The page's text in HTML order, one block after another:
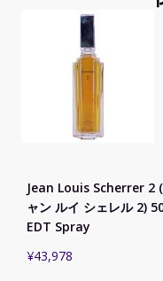
Jean Louis Scherrer 2
ャン ルイ シェレル 2)
EDT Spray
¥43,978